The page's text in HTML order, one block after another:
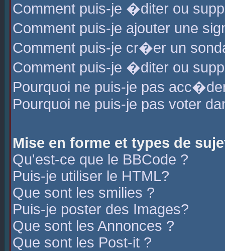
Comment puis-je �diter ou
Comment puis-je ajouter une
Comment puis-je cr�er un
Comment puis-je �diter ou
Pourquoi ne puis-je pas
Pourquoi ne puis-je pas voter
Mise en forme et types de
Qu'est-ce que le BBCode ?
Puis-je utiliser le HTML?
Que sont les smilies ?
Puis-je poster des Images?
Que sont les Annonces ?
Que sont les Post-it ?